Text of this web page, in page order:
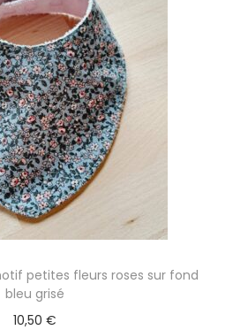
petites fleurs roses sur fond
bleu grisé
10,50€